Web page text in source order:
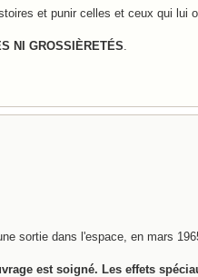
et punir celles et ceux qui lui
NI GROSSIÈRETÉS.
sortie dans l'espace, en mars
est soigné. Les effets